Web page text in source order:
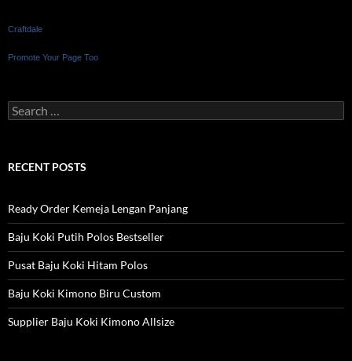
Craftdale
Promote Your Page Too
Search
for:
RECENT POSTS
Ready Order Kemeja Lengan Panjang
Baju Koki Putih Polos Bestseller
Pusat Baju Koki Hitam Polos
Baju Koki Kimono Biru Custom
Supplier Baju Koki Kimono Allsize